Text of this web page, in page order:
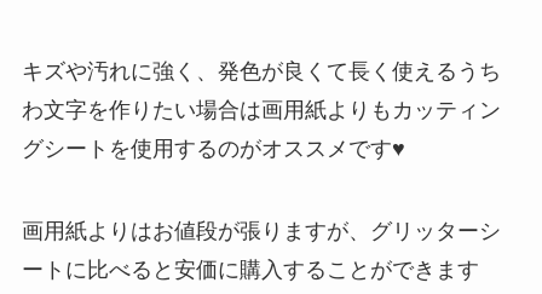
キズや汚れに強く、発色が良くて長く使えるうち
わ文字を作りたい場合は画用紙よりもカッティン
グシートを使用するのがオススメです♥
画用紙よりはお値段が張りますが、グリッターシ
ートに比べると安価に購入することができます